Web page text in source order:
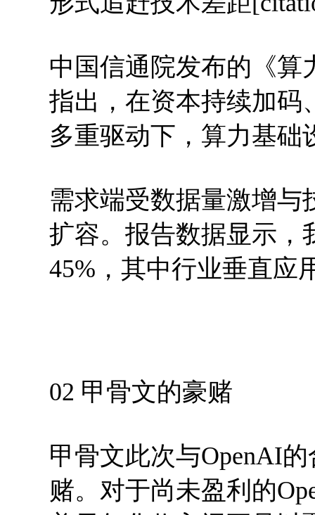
中国信通院发布的《算
指出，在资本持续加码
多重驱动下，算力基础
需求端受数据量激增与
扩容。报告数据显示，
45%，其中行业垂直应
02 甲骨文的豪赌
甲骨文此次与OpenAI
赌。对于尚未盈利的